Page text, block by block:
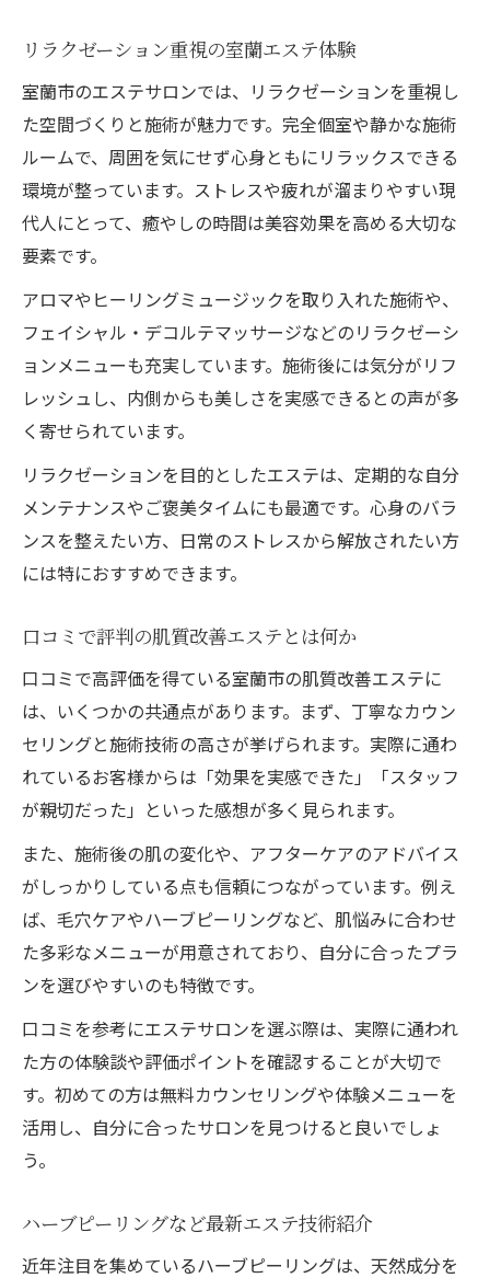
リラクゼーション重視の室蘭エステ体験
室蘭市のエステサロンでは、リラクゼーションを重視し
た空間づくりと施術が魅力です。完全個室や静かな施術
ルームで、周囲を気にせず心身ともにリラックスできる
環境が整っています。ストレスや疲れが溜まりやすい現
代人にとって、癒やしの時間は美容効果を高める大切な
要素です。
アロマやヒーリングミュージックを取り入れた施術や、
フェイシャル・デコルテマッサージなどのリラクゼーシ
ョンメニューも充実しています。施術後には気分がリフ
レッシュし、内側からも美しさを実感できるとの声が多
く寄せられています。
リラクゼーションを目的としたエステは、定期的な自分
メンテナンスやご褒美タイムにも最適です。心身のバラ
ンスを整えたい方、日常のストレスから解放されたい方
には特におすすめできます。
口コミで評判の肌質改善エステとは何か
口コミで高評価を得ている室蘭市の肌質改善エステに
は、いくつかの共通点があります。まず、丁寧なカウン
セリングと施術技術の高さが挙げられます。実際に通わ
れているお客様からは「効果を実感できた」「スタッフ
が親切だった」といった感想が多く見られます。
また、施術後の肌の変化や、アフターケアのアドバイス
がしっかりしている点も信頼につながっています。例え
ば、毛穴ケアやハーブピーリングなど、肌悩みに合わせ
た多彩なメニューが用意されており、自分に合ったプラ
ンを選びやすいのも特徴です。
口コミを参考にエステサロンを選ぶ際は、実際に通われ
た方の体験談や評価ポイントを確認することが大切で
す。初めての方は無料カウンセリングや体験メニューを
活用し、自分に合ったサロンを見つけると良いでしょ
う。
ハーブピーリングなど最新エステ技術紹介
近年注目を集めているハーブピーリングは、天然成分を